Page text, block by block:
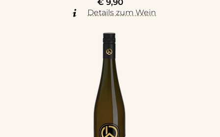
Details zum Wein